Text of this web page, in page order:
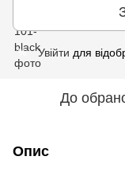
% Увійти для
До
Опис